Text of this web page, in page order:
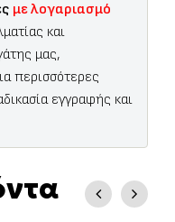
με λογαριασμό
και
μας,
περισσότερες
εγγραφής και